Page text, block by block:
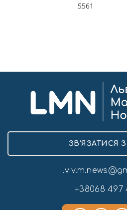
5561
ЗВ’ЯЗАТИСЯ
+38068 497